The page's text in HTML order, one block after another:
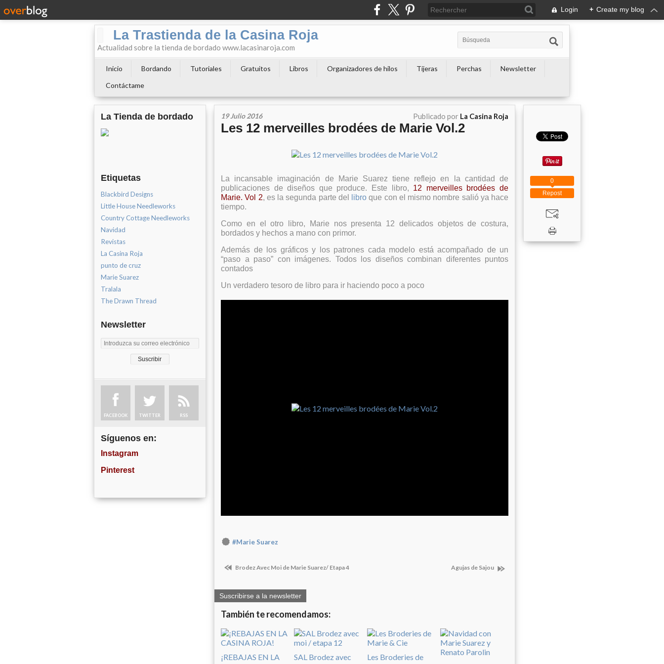
Login + Create my blog
La Trastienda de la Casina Roja
Actualidad sobre la tienda de bordado www.lacasinaroja.com
Inicio Bordando Tutoriales Gratuitos Libros Organizadores de hilos Tijeras Perchas
Newsletter
Contáctame
La Tienda de bordado
Etiquetas
Blackbird Designs
Little House Needleworks
Country Cottage Needleworks
Navidad
Revistas
La Casina Roja
punto de cruz
Marie Suarez
Tralala
The Drawn Thread
Newsletter
FACEBOOK TWITTER RSS
Síguenos en:
Instagram
Pinterest
19 Julio 2016 Publicado por La Casina Roja
Les 12 merveilles brodées de Marie Vol.2
La incansable imaginación de Marie Suarez tiene reflejo en la cantidad de
publicaciones de diseños que produce. Este libro, 12 merveilles brodées de
Marie. Vol 2, es la segunda parte del libro que con el mismo nombre salió ya hace
tiempo.
Como en el otro libro, Marie nos presenta 12 delicados objetos de costura,
bordados y hechos a mano con primor.
Además de los gráficos y los patrones cada modelo está acompañado de un
“paso a paso” con imágenes. Todos los diseños combinan diferentes puntos
contados
Un verdadero tesoro de libro para ir haciendo poco a poco
#Marie Suarez
Brodez Avec Moi de Marie Suarez/ Etapa 4 Agujas de Sajou
Suscribirse a la newsletter
También te recomendamos:
¡REBAJAS EN LA
SAL Brodez avec
Les Broderies de
Repost
0